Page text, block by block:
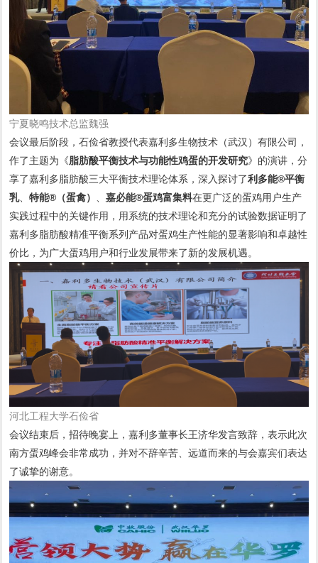
宁夏晓鸣技术总监魏强
会议最后阶段，石俭省教授代表嘉利多生物技术（武汉）有限公司，
作了主题为《脂肪酸平衡技术与功能性鸡蛋的开发研究》的演讲，分
享了嘉利多脂肪酸三大平衡技术理论体系，深入探讨了利多能®平衡
乳、 特能®（蛋禽） 、 嘉必能®蛋鸡富集料在更广泛的蛋鸡用户生产
实践过程中的关键作用，用系统的技术理论和充分的试验数据证明了
嘉利多脂肪酸精准平衡系列产品对蛋鸡生产性能的显著影响和卓越性
价比，为广大蛋鸡用户和行业发展带来了新的发展机遇。
河北工程大学石俭省
会议结束后，招待晚宴上，嘉利多董事长王济华发言致辞，表示此次
南方蛋鸡峰会非常成功，并对不辞辛苦、远道而来的与会嘉宾们表达
了诚挚的谢意。